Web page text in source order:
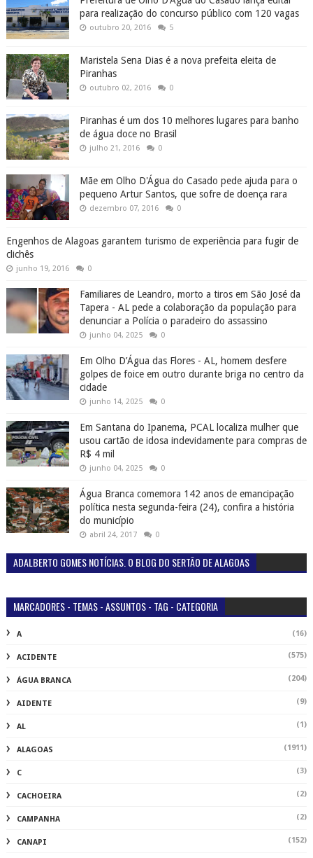
para realização do concurso público com 120 vagas
outubro 20, 2016 5
Maristela Sena Dias é a nova prefeita eleita de
Piranhas
outubro 02, 2016 0
Piranhas é um dos 10 melhores lugares para banho
de água doce no Brasil
julho 21, 2016 0
Mãe em Olho D'Água do Casado pede ajuda para o
pequeno Artur Santos, que sofre de doença rara
dezembro 07, 2016 0
Engenhos de Alagoas garantem turismo de experiência para fugir de
clichês
junho 19, 2016 0
Familiares de Leandro, morto a tiros em São José da
Tapera - AL pede a colaboração da população para
denunciar a Polícia o paradeiro do assassino
junho 04, 2025 0
Em Olho D’Água das Flores - AL, homem desfere
golpes de foice em outro durante briga no centro da
cidade
junho 14, 2025 0
Em Santana do Ipanema, PCAL localiza mulher que
usou cartão de idosa indevidamente para compras de
R$ 4 mil
junho 04, 2025 0
Água Branca comemora 142 anos de emancipação
política nesta segunda-feira (24), confira a história
do município
abril 24, 2017 0
ADALBERTO GOMES NOTÍCIAS. O BLOG DO SERTÃO DE ALAGOAS
MARCADORES - TEMAS - ASSUNTOS - TAG - CATEGORIA
A (16)
ACIDENTE (575)
ÁGUA BRANCA (204)
AIDENTE (9)
AL (1)
ALAGOAS (1911)
C (3)
CACHOEIRA (2)
CAMPANHA (2)
CANAPI (152)